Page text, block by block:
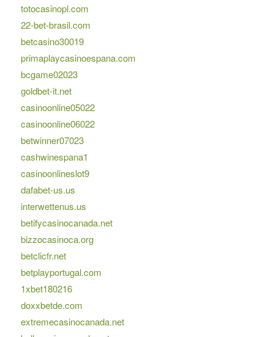
totocasinopl.com
22-bet-brasil.com
betcasino30019
primaplaycasinoespana.com
bcgame02023
goldbet-it.net
casinoonline05022
casinoonline06022
betwinner07023
cashwinespana1
casinoonlineslot9
dafabet-us.us
interwettenus.us
betifycasinocanada.net
bizzocasinoca.org
betclicfr.net
betplayportugal.com
1xbet180216
doxxbetde.com
extremecasinocanada.net